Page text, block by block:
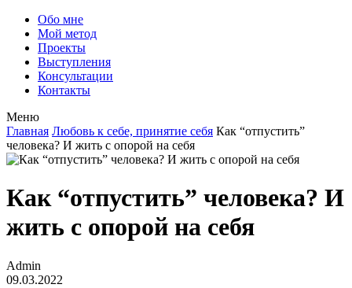
Обо мне
Мой метод
Проекты
Выступления
Консультации
Контакты
Меню
Главная Любовь к себе, принятие себя Как “отпустить”
человека? И жить с опорой на себя
Как “отпустить” человека? И
жить с опорой на себя
Admin
09.03.2022